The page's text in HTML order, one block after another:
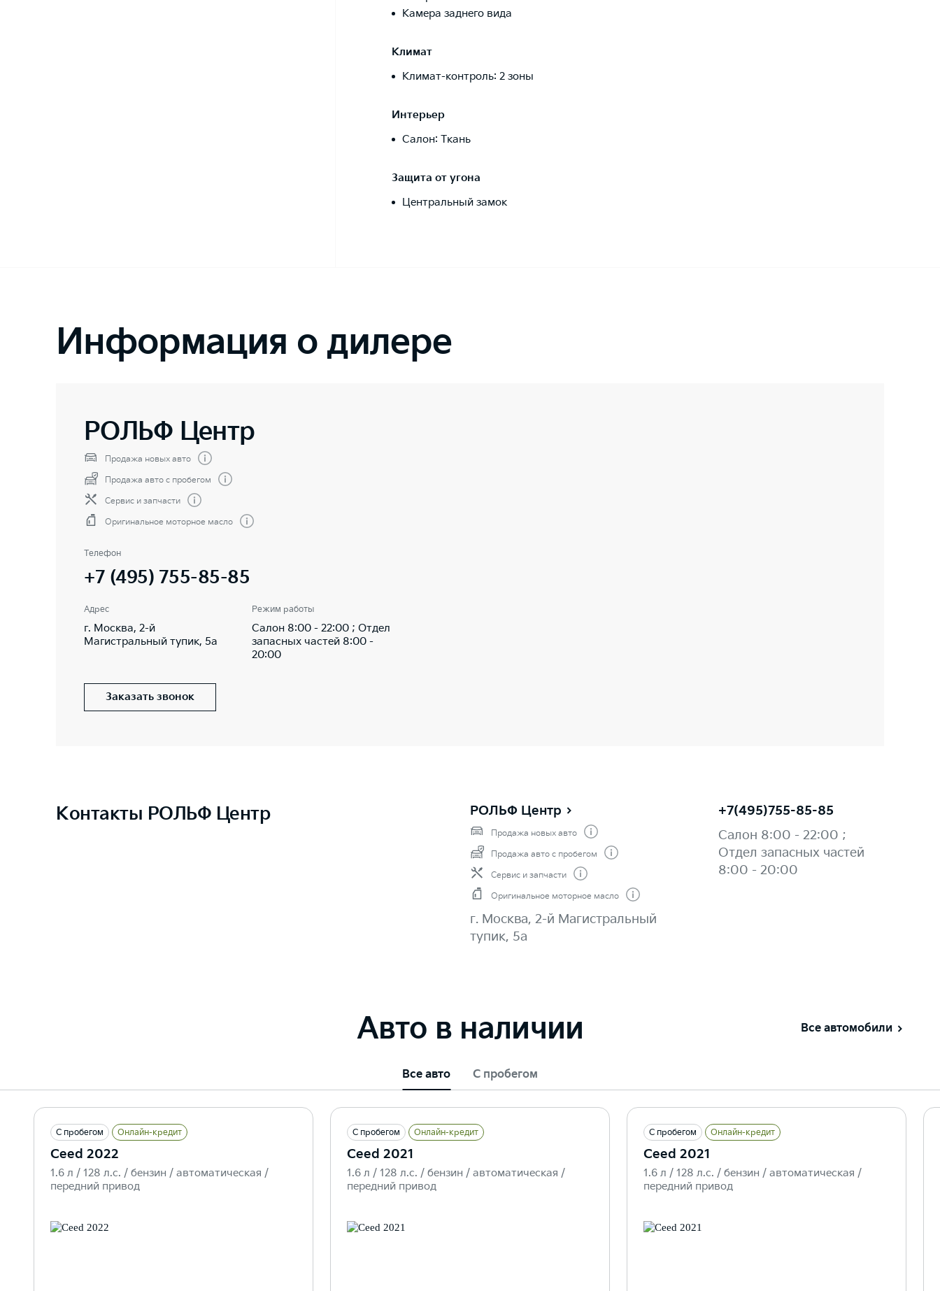
Камера заднего вида
Климат
Климат-контроль: 2 зоны
Интерьер
Салон: Ткань
Защита от угона
Центральный замок
Информация о дилере
РОЛЬФ Центр
Продажа новых авто
Продажа авто с пробегом
Сервис и запчасти
Оригинальное моторное масло
Телефон
+7 (495) 755-85-85
Адрес
г. Москва, 2-й
Магистральный тупик, 5а
Режим работы
Салон 8:00 - 22:00 ; Отдел
запасных частей 8:00 -
20:00
Заказать звонок
Контакты РОЛЬФ Центр РОЛЬФ Центр
Продажа новых авто
Продажа авто с пробегом
Сервис и запчасти
Оригинальное моторное масло
г. Москва, 2-й Магистральный
тупик, 5а
Салон 8:00 - 22:00 ;
Отдел запасных частей
8:00 - 20:00
+7(495)755-85-85
Авто в наличии Все автомобили
Все авто С пробегом
С пробегом Онлайн-кредит
Ceed 2022
1.6 л / 128 л.c. / бензин / автоматическая /
передний привод
С пробегом Онлайн-кредит
Ceed 2021
1.6 л / 128 л.c. / бензин / автоматическая /
передний привод
С пробегом Онлайн-кредит
Ceed 2021
1.6 л / 128 л.c. / бензин / автоматическая /
передний привод